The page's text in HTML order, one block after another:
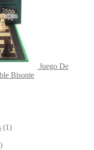
Juego De
Bisonte
(1)